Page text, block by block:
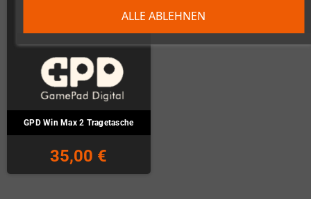
ALLE ABLEHNEN
GPD Win Max 2 Tragetasche
35,00 €